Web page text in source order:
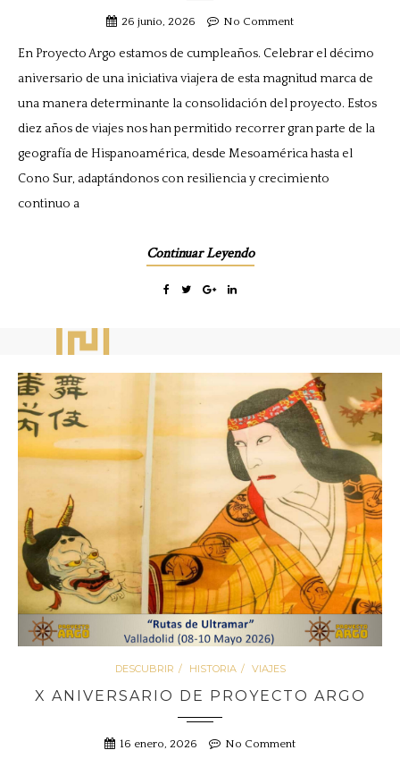
26 junio, 2026 No Comment
En Proyecto Argo estamos de cumpleaños. Celebrar el décimo
aniversario de una iniciativa viajera de esta magnitud marca de
una manera determinante la consolidación del proyecto. Estos
diez años de viajes nos han permitido recorrer gran parte de la
geografía de Hispanoamérica, desde Mesoamérica hasta el
Cono Sur, adaptándonos con resiliencia y crecimiento
continuo a
Continuar Leyendo
DESCUBRIR HISTORIA VIAJES
X ANIVERSARIO DE PROYECTO ARGO
16 enero, 2026 No Comment